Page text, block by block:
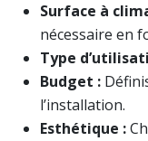
Surface à
nécessaire en
Type
Budget :
l’installation.
Esthétique :